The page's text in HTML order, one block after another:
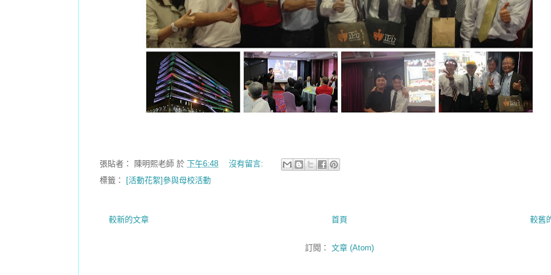
張貼者： 陳明熙老師 於 下午6:48
沒有留言:
標籤： [活動花絮]參與母校活動
較新的文章 較舊
首頁
訂閱： 文章 (Atom)